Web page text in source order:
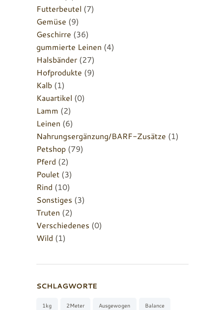
Futterbeutel (7)
Gemüse (9)
Geschirre (36)
gummierte Leinen (4)
Halsbänder (27)
Hofprodukte (9)
Kalb (1)
Kauartikel (0)
Lamm (2)
Leinen (6)
Nahrungsergänzung/BARF-Zusätze (1)
Petshop (79)
Pferd (2)
Poulet (3)
Rind (10)
Sonstiges (3)
Truten (2)
Verschiedenes (0)
Wild (1)
SCHLAGWORTE
1kg 2Meter Ausgewogen Balance